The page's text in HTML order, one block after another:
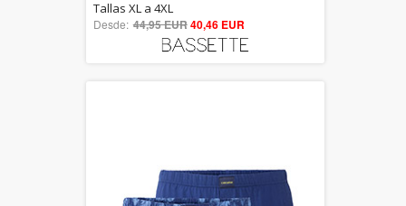
5.00
out of 5
Tallas XL a 4XL
Desde: 44,95 EUR40,46 EUR